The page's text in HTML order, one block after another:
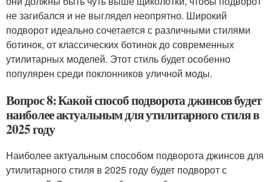
не загибался и не выглядел неопрятно. Широкий
подворот идеально сочетается с различными стилями
ботинок, от классических ботинок до современных
утилитарных моделей. Этот стиль будет особенно
популярен среди поклонников уличной моды.
Вопрос 8: Какой способ подворота джинсов будет
наиболее актуальным для утилитарного стиля в
2025 году
Наиболее актуальным способом подворота джинсов для
утилитарного стиля в 2025 году будет подворот с